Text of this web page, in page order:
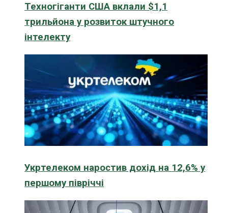
Техногіганти США вклали $1,1
трильйона у розвиток штучного
інтелекту
Укртелеком наростив дохід на 12,6% у
першому півріччі